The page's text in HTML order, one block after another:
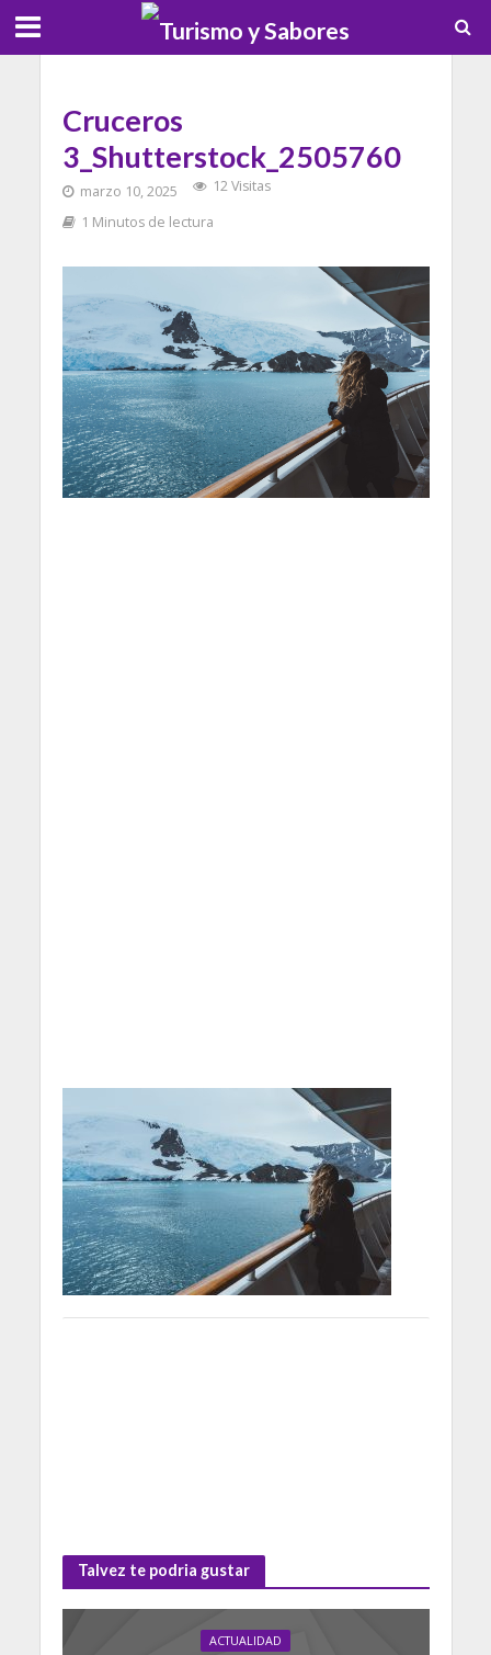
Cruceros
3_Shutterstock_2505760
marzo 10, 2025
12 Visitas
1 Minutos de lectura
Talvez te podria gustar
ACTUALIDAD